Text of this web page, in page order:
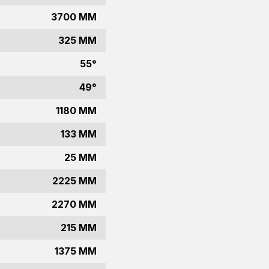
3700 MM
325 MM
55°
49°
1180 MM
133 MM
25 MM
2225 MM
2270 MM
215 MM
1375 MM